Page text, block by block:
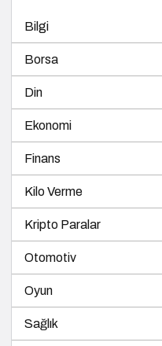
Bilgi
Borsa
Din
Ekonomi
Finans
Kilo Verme
Kripto Paralar
Otomotiv
Oyun
Sağlık